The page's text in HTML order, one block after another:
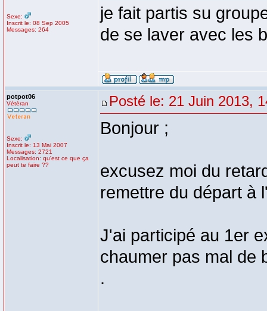
Sexe:
Inscrit le: 08 Sep 2005
Messages: 264
je fait partis su
de se laver avec les
potpot06
Vétéran
Sexe:
Inscrit le: 13 Mai 2007
Messages: 2721
Localisation: qu'est ce que ça
peut te faire ??
Posté le: 21 Juin 2013,
Bonjour ;
excusez moi du
remettre du départ à
J'ai participé au 1er
chaumer pas mal de
.